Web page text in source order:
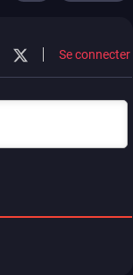
Se connecter